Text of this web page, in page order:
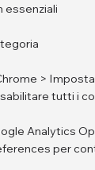
>
tutti i
Analytics
per